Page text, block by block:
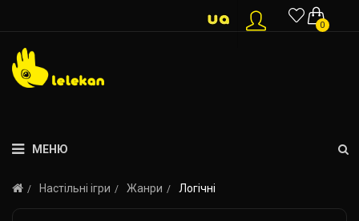
0
МЕНЮ
Настільні ігри Жанри Логічні